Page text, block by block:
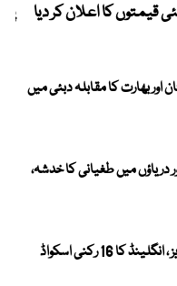
قیمتوں کا اعلان کر دیا
کپ 2026، پاکستان اور بھارت کا مقابلہ دبئی میں
اور دریاؤں میں طغیانی کا خدشہ،
پاکستان کیخلاف ٹیسٹ سیریز ، انگلینڈ کا 16 رکنی اسکواڈ